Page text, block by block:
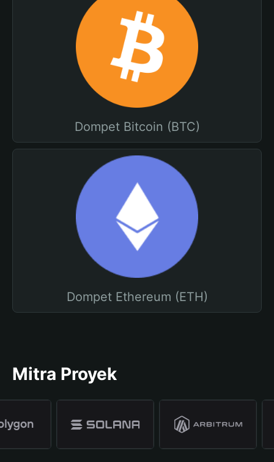
Dompet Bitcoin (BTC)
Dompet Ethereum (ETH)
Mitra Proyek